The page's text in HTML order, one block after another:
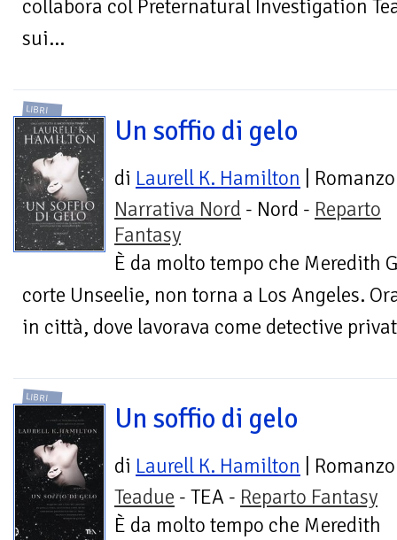
collabora col Preternatural Investigation
sui...
LIBRI
Un soffio di gelo
di Laurell K. Hamilton | Romanzo
Narrativa Nord - Nord - Reparto
Fantasy
È da molto tempo che Meredith
corte Unseelie, non torna a Los Angeles.
in città, dove lavorava come detective
LIBRI
Un soffio di gelo
di Laurell K. Hamilton | Romanzo
Teadue - TEA - Reparto Fantasy
È da molto tempo che Meredith